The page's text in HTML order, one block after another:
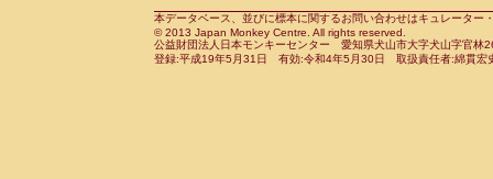
CercopithecidaePapio anubis(0)
CercopithecidaePapio cynocephalus
CercopithecidaePapio hamadryas(0)
CebidaeSaguinus leucopus(0)
CebidaeSaguinus midas(0)
Cebidae Saguinus mystax(0)
本データベース、並びに標本に関するお問い合わせはキュレータ
© 2013 Japan Monkey Centre. All rights reserved.
公益財団法人日本モンキーセンター 愛知県犬山市大字犬山字官
登録:平成19年5月31日 有効:令和4年5月30日 取扱責任者:綿貫宏